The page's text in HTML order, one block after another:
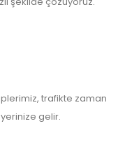
trafikte zaman
gelir.